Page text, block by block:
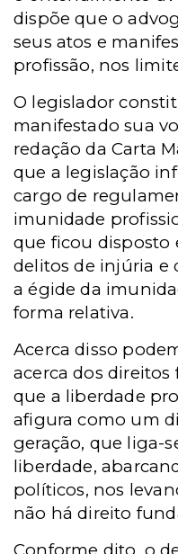
dispõe que o
seus atos e
profissão, nos
O legislador
manifestado sua
redação da Carta
que a legislação
cargo de
imunidade
que ficou disposto
delitos de injúria e
a égide da
forma relativa.
Acerca disso
acerca dos
que a liberdade
afigura como um
geração, que liga-
liberdade,
políticos, nos
não há direito
Conforme dito, o